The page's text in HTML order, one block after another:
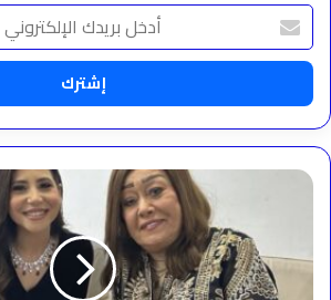
أدخل
بريدك
الإلكتروني
هالة
سمير